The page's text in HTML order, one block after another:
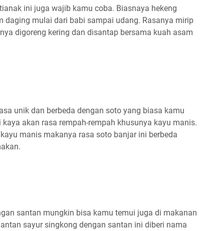
ini juga wajib kamu coba. Biasnaya hekeng
daging mulai dari babi sampai udang. Rasanya mirip
digoreng kering dan disantap bersama kuah asam
unik dan berbeda dengan soto yang biasa kamu
akan rasa rempah-rempah khusunya kayu manis.
manis makanya rasa soto banjar ini berbeda
santan mungkin bisa kamu temui juga di makanan
sayur singkong dengan santan ini diberi nama